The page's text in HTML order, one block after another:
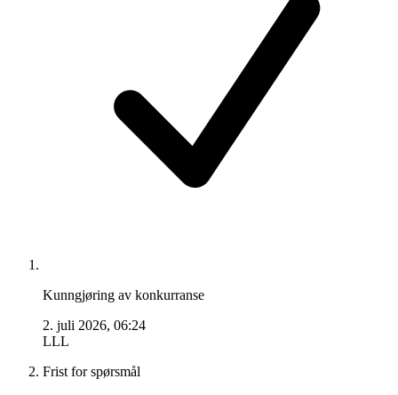
Kunngjøring av konkurranse
2. juli 2026, 06:24
LLL
Frist for spørsmål